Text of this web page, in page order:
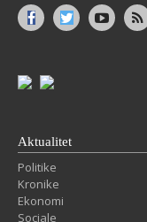
Aktualitet
Politike
Kronike
Ekonomi
Sociale